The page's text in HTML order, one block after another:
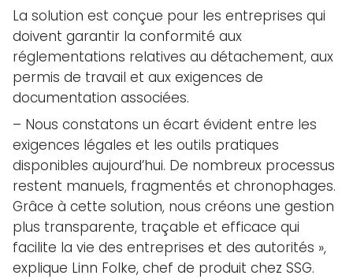
La solution est conçue pour les entreprises qui
doivent garantir la conformité aux
réglementations relatives au détachement, aux
permis de travail et aux exigences de
documentation associées.
– Nous constatons un écart évident entre les
exigences légales et les outils pratiques
disponibles aujourd’hui. De nombreux processus
restent manuels, fragmentés et chronophages.
Grâce à cette solution, nous créons une gestion
plus transparente, traçable et efficace qui
facilite la vie des entreprises et des autorités »,
explique Linn Folke, chef de produit chez SSG.